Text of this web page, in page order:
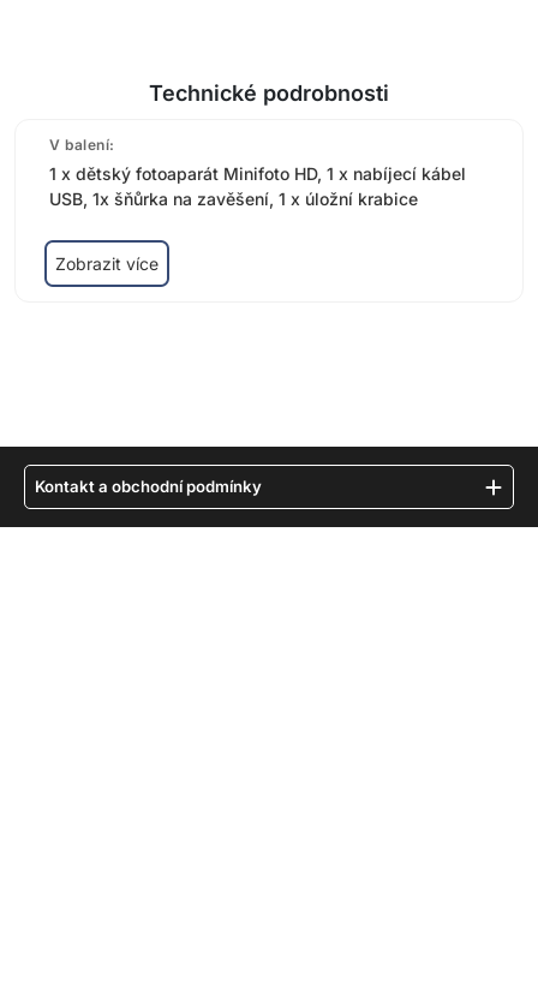
Technické podrobnosti
V balení:
1 x dětský fotoaparát Minifoto HD, 1 x nabíjecí kábel
USB, 1x šňůrka na zavěšení, 1 x úložní krabice
Zobrazit více
Kontakt a obchodní podmínky